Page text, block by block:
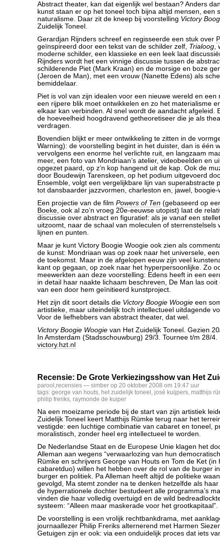
Abstract theater, kan dat eigenlijk wel bestaan? Anders
kunst staan er op het toneel toch bijna altijd mensen, een
naturalisme. Daar zit de kneep bij voorstelling Victory
Zuidelijk Toneel.
Gerardjan Rijnders schreef en regisseerde een stuk over
geïnspireerd door een tekst van de schilder zelf, Trialoog,
moderne schilder, een klassieke en een leek laat
Rijnders wordt het een vinnige discussie tussen de
schilderende Piet (Mark Kraan) en de morsige en boze
(Jeroen de Man), met een vrouw (Nanette Edens) als
bemiddelaar.
Piet is vol van zijn idealen voor een nieuwe wereld en een
een rijpere blik moet ontwikkelen en zo het materialisme
elkaar kan verbinden. Al snel wordt de aandacht afgeleid.
de hoeveelheid hoogdravend getheoretiseer die je als
verdragen.
Bovendien blijkt er meer ontwikkeling te zitten in de
Warning): de voorstelling begint in het duister, dan is één
vervolgens een enorme hel verlichte ruit, en langzaam
meer, een foto van Mondriaan’s atelier, videobeelden en
opgezet paard, op z’n kop hangend uit de kap. Ook de
door Boudewijn Tarenskeen, op het podium uitgevoerd
Ensemble, volgt een vergelijkbare lijn van superabstracte
tot dansbaarder jazzvormen, charleston en, jawel, boogie-
Een projectie van de film Powers of Ten (gebaseerd op
Boeke, ook al zo’n vroeg 20e-eeuwse utopist) laat de
discussie over abstract en figuratief: als je vanaf een
uitzoomt, naar de schaal van moleculen of sterrenstelsels
lijnen en punten.
Maar je kunt Victory Boogie Woogie ook zien als
de kunst: Mondriaan was op zoek naar het universele,
de toekomst. Maar in de afgelopen eeuw zijn veel
kant op gegaan, op zoek naar het hyperpersoonlijke. Zo
meewerkten aan deze voorstelling: Edens heeft in een
in detail haar naakte lichaam beschreven, De Man las
van een door hem geïnitieerd kunstproject.
Het zijn dit soort details die Victory Boogie Woogie een
artistieke, maar uiteindelijk toch intellectueel uitdagende
Voor de liefhebbers van abstract theater, dat wel.
Victory Boogie Woogie van Het Zuidelijk Toneel. Gezien
In Amsterdam (Stadsschouwburg) 29/3. Tournee t/m 28/
victory.hzt.nl
Recensie: De Grote Verkiezingsshow van Het
parool ,recensies — simber op 20 oktober 2008 om 19:47 uur
tags: george van houts, het zuidelijk toneel , josé kuijpers, matthijs
philip freriks, raymonde de kuiper
Na een moeizame periode bij de start van zijn artistiek
Zuidelijk Toneel keert Matthijs Rümke terug naar het
vestigde: een luchtige combinatie van cabaret en toneel,
moralistisch, zonder heel erg intellectueel te worden.
De Nederlandse Staat en de Europese Unie klagen het
Alleman aan wegens “verwaarlozing van hun
Rümke en schrijvers George van Houts en Tom de Ket (in
cabaretduo) willen het hebben over de rol van de burger
burger en politiek. Pa Alleman heeft altijd de politieke
gevolgd, Ma stemt zonder na te denken hetzelfde als
de hyperrationele dochter bestudeert alle programma’s
vinden die haar volledig overtuigd en de wild
systeem: “Alleen maar maskerade voor het grootkapitaal”.
De voorstelling is een vrolijk rechtbankdrama, met
journaallezer Philip Freriks alternerend met Harmen
Getuigen zijn er ook: via een onduidelijk proces dat iets